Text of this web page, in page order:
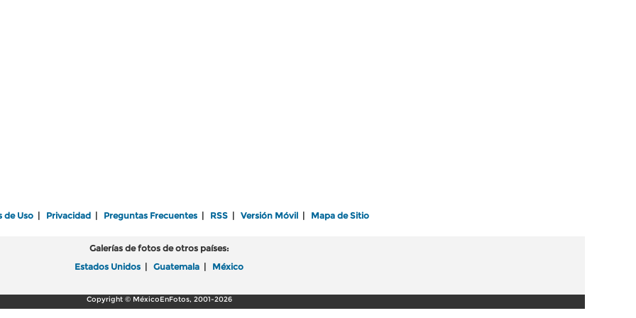
de Uso Privacidad Preguntas Frecuentes RSS Versión Móvil Mapa de Sitio
Galerías de fotos de otros países:
Estados Unidos
Guatemala México
Copyright © MéxicoEnFotos, 2001-2026